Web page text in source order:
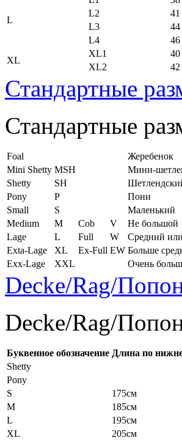
L
L2
41
L3
44
L4
46
XL
XL1 40
XL2 42
Стандартные
Стандартные
Foal
Жеребенок
Mini Shetty MSH
Мини-
Shetty
SH
Pony
P
Пони
Small
S
Маленький
Medium
M Cob V
Не большой
Lage
L Full W
Средний
Exta-Lage
XL Ex-Full EW Больше
Exx-Lage
XXL Очень
Decke/Rag/
Decke/Rag/
Буквенное обозначение Длина по
Shetty
Pony
S
175см
M
185см
L
195см
XL
205см